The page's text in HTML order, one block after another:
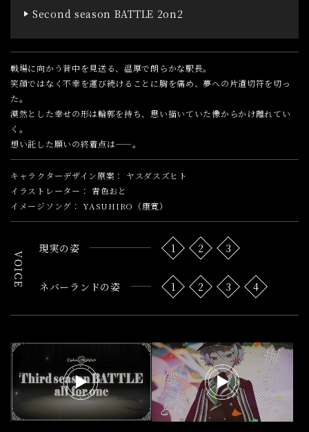
Second season BATTLE 2on2
戦場に向かう背中を見送る、温厚で朗らかな駅長。
笑顔ではなく不幸を運び続けることに胸を痛め、夢への片道切符を切っ
た。
漠然とした幸せの形は輪郭を持ち、思い描いていた像からかけ離れてい
く。
想い託した願いの終着点は——。
キャラクターデザイン原案
ヤスダスズヒト
イラストレーター
青色おと
イメージソング
YASUHIRO（康寛）
現実の姿 1 2 3
ネバーランドの姿 1 2 3 4